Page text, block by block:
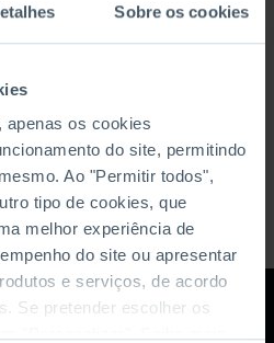
Sobre os cookies
apenas os cookies
do site, permitindo
Ao "Permitir todos",
tipo de cookies, que
melhor experiência de
do site ou apresentar
e serviços, de acordo
Se pretender escolher os